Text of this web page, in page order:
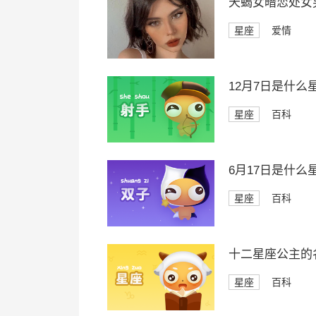
星座 爱情
12月7日是什么
星座 百科
6月17日是什么
星座 百科
十二星座公主的
星座 百科